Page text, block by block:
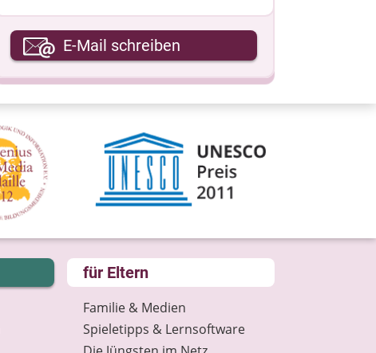
Ihre E-Mail-Adresse
Ihre Nachricht
E-Mail schreiben
für Eltern
Familie & Medien
Spieletipps & Lernsoftware